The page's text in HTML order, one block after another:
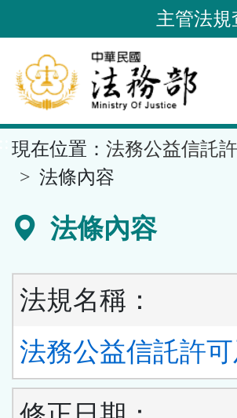
到
要
內
容
區
塊
主管法
現在位置： 法務公益信託
法條內容
法條內容
法規名稱：
法務公益信託許